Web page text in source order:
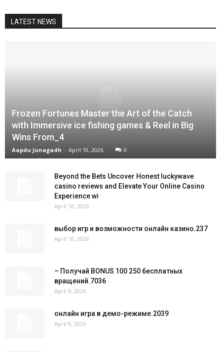
LATEST NEWS
Frozen Fortunes Master the Art of the Catch
with Immersive ice fishing games & Reel in Big
Wins From_4
Aapdu Junagadh - April 10, 2026 0
Beyond the Bets Uncover Honest luckywave
casino reviews and Elevate Your Online Casino
Experience wi
April 10, 2026
выбор игр и возможности онлайн казино.237
April 10, 2026
– Получай BONUS 100 250 бесплатных
вращений.7036
April 9, 2026
онлайн игра в демо-режиме.2039
April 9, 2026